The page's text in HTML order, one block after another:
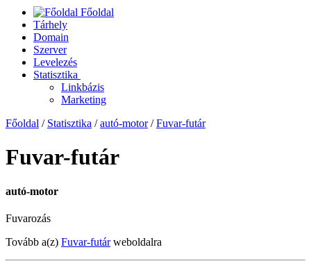
Főoldal
Tárhely
Domain
Szerver
Levelezés
Statisztika
Linkbázis
Marketing
Főoldal / Statisztika /autó-motor/Fuvar-futár
Fuvar-futár
autó-motor
Fuvarozás
Tovább a(z) Fuvar-futárweboldalra